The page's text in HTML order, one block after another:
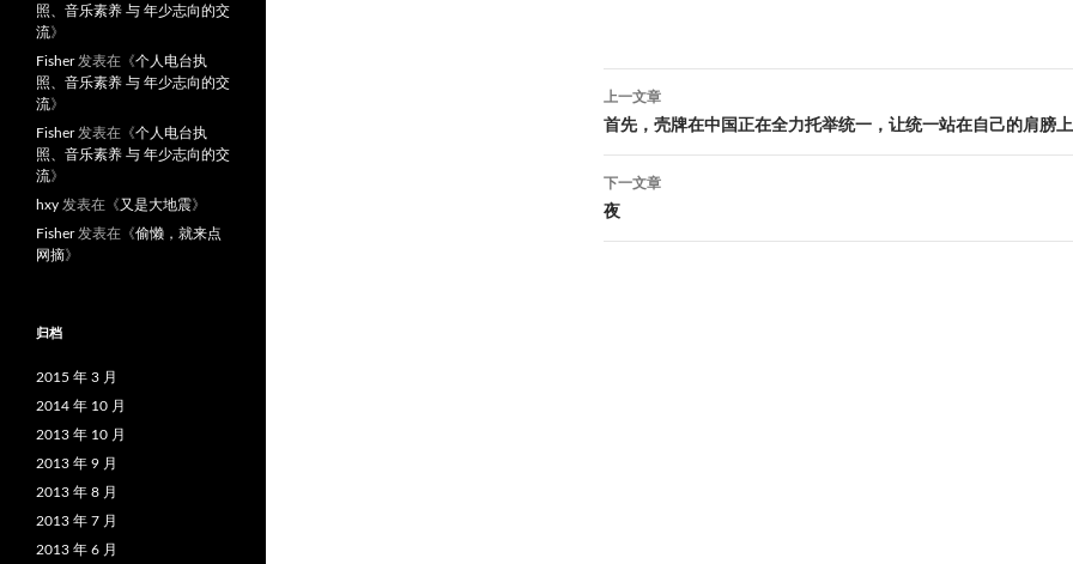
文
章
导
航
上一文章
首先，壳牌在中国正在全力托举统一，让统一站在自己的肩膀
下一文章
夜
照、音乐素养 与 年少志向的交
流》
Fisher发表在《个人电台执
照、音乐素养 与 年少志向的交
流》
Fisher发表在《个人电台执
照、音乐素养 与 年少志向的交
流》
hxy 发表在《又是大地震》
Fisher发表在《偷懒，就来点
网摘》
归档
2015 年 3 月
2014 年 10 月
2013 年 10 月
2013 年 9 月
2013 年 8 月
2013 年 7 月
2013 年 6 月